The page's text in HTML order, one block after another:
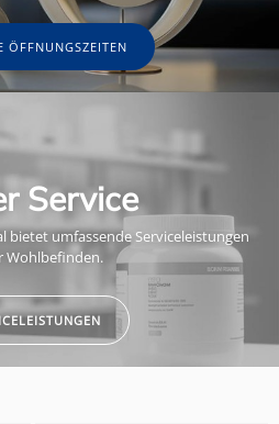
ÖFFNUNGSZEITEN
Service
bietet umfassende Serviceleistungen
Wohlbefinden.